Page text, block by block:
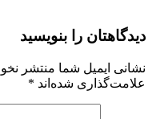
4BD6-
B308-
دیدگاهتان را بنویسید
نشانی ایمیل شما منتشر
علامت‌گذاری شده‌اند *